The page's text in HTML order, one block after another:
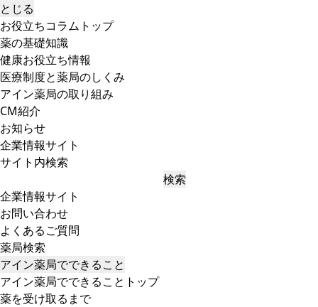
とじる
お役立ちコラムトップ
薬の基礎知識
健康お役立ち情報
医療制度と薬局のしくみ
アイン薬局の取り組み
CM紹介
お知らせ
企業情報サイト
サイト内検索
検索
企業情報サイト
お問い合わせ
よくあるご質問
薬局検索
アイン薬局でできること
アイン薬局でできることトップ
薬を受け取るまで